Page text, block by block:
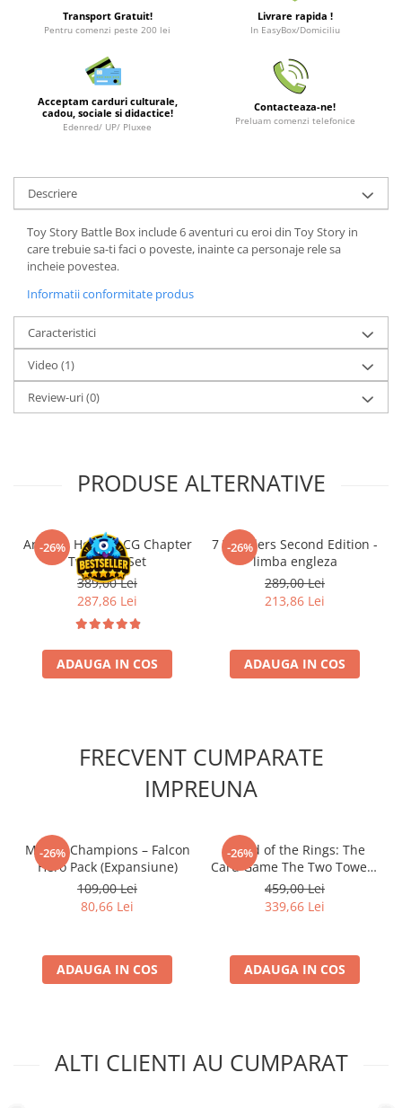
Cani/Pahare
Brelocuri
Decoratiuni
Carti
Fesuri
Studio Ghibli/My Neighbor
Carnetele
Dragon Ball
Pokemon
Naruto Shippuden
Harry Potter
Star Trek
Stranger Things
Collectibles
KPop Demon Hunters
Book Nooks
Trading Card Games
DragonBallZ
Pokemon TCG
Accesorii TCG
Weis Schwarz
Transport Gratuit!
Pentru comenzi peste 200 lei
Livrare rapida !
In EasyBox/Domiciliu
Acceptam carduri culturale,
cadou, sociale si didactice!
Edenred/ UP/ Pluxee
Contacteaza-ne!
Preluam comenzi telefonice
Descriere
Toy Story Battle Box include 6 aventuri cu eroi din Toy Story in
care trebuie sa-ti faci o poveste, inainte ca personaje rele sa
incheie povestea.
Informatii conformitate produs
Caracteristici
Video (1)
Review-uri(0)
PRODUSE ALTERNATIVE
-26%
Arkham Horror LCG Chapter
Two Core Set
389,00 Lei
287,86 Lei
ADAUGA IN COS
-26%
7 Wonders Second Edition -
limba engleza
289,00 Lei
213,86 Lei
ADAUGA IN COS
FRECVENT CUMPARATE
IMPREUNA
-26%
Marvel Champions – Falcon
Hero Pack (Expansiune)
109,00 Lei
80,66 Lei
ADAUGA IN COS
-26%
- Lord of the Rings: The
Card Game The Two Towers
Saga Expansion
459,00 Lei
339,66 Lei
ADAUGA IN COS
ALTI CLIENTI AU CUMPARAT